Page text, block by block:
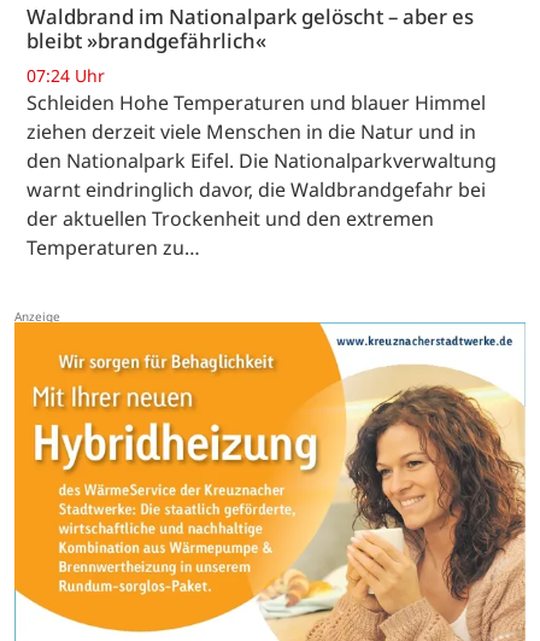
Waldbrand im Nationalpark gelöscht – aber es
bleibt »brandgefährlich«
07:24 Uhr
Schleiden Hohe Temperaturen und blauer Himmel
ziehen derzeit viele Menschen in die Natur und in
den Nationalpark Eifel. Die Nationalparkverwaltung
warnt eindringlich davor, die Waldbrandgefahr bei
der aktuellen Trockenheit und den extremen
Temperaturen zu…